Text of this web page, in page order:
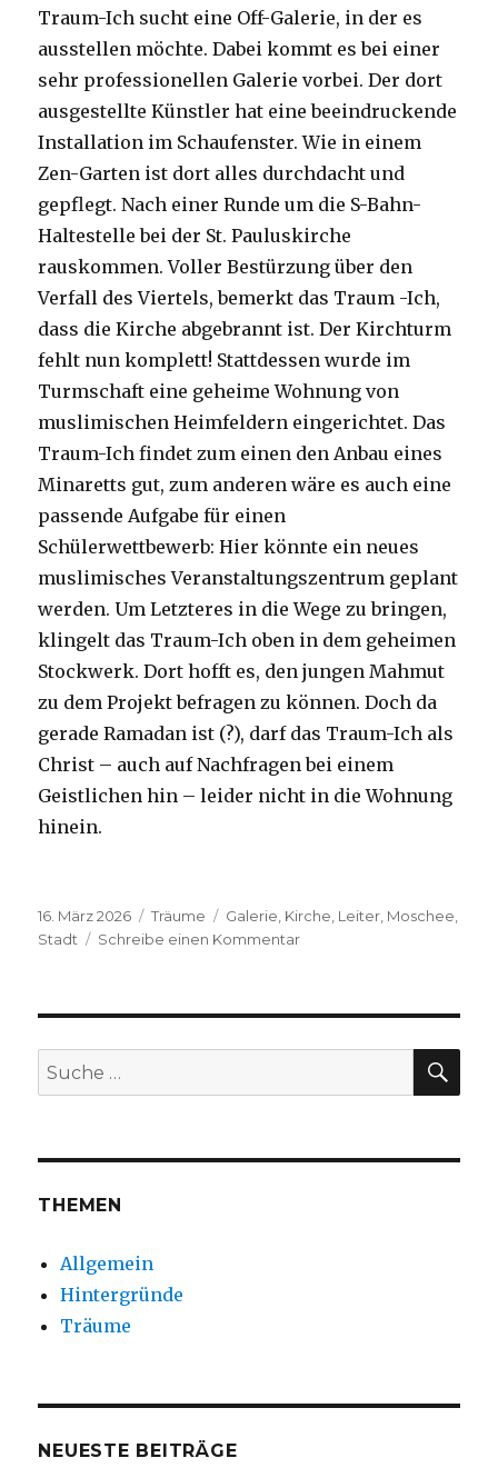
Traum-Ich sucht eine Off-Galerie, in der es
ausstellen möchte. Dabei kommt es bei einer
sehr professionellen Galerie vorbei. Der dort
ausgestellte Künstler hat eine beeindruckende
Installation im Schaufenster. Wie in einem
Zen-Garten ist dort alles durchdacht und
gepflegt. Nach einer Runde um die S-Bahn-
Haltestelle bei der St. Pauluskirche
rauskommen. Voller Bestürzung über den
Verfall des Viertels, bemerkt das Traum -Ich,
dass die Kirche abgebrannt ist. Der Kirchturm
fehlt nun komplett! Stattdessen wurde im
Turmschaft eine geheime Wohnung von
muslimischen Heimfeldern eingerichtet. Das
Traum-Ich findet zum einen den Anbau eines
Minaretts gut, zum anderen wäre es auch eine
passende Aufgabe für einen
Schülerwettbewerb: Hier könnte ein neues
muslimisches Veranstaltungszentrum geplant
werden. Um Letzteres in die Wege zu bringen,
klingelt das Traum-Ich oben in dem geheimen
Stockwerk. Dort hofft es, den jungen Mahmut
zu dem Projekt befragen zu können. Doch da
gerade Ramadan ist (?), darf das Traum-Ich als
Christ – auch auf Nachfragen bei einem
Geistlichen hin – leider nicht in die Wohnung
hinein.
Veröffentlicht
am
16. März 2026 Kategorien
Träume Schlagwörter
Galerie, Kirche, Leiter, Moschee,
Stadt
Schreibe einen Kommentarzu
Suche
nach:
THEMEN
Allgemein
Hintergründe
Träume
NEUESTE BEITRÄGE